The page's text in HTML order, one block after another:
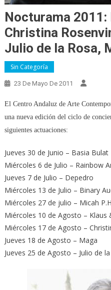
Nocturama 2011:
Christina
Julio de la Rosa,
Sin Categoría
23 De Mayo De 2011
El Centro Andaluz de Arte
una nueva edición del ciclo de
siguientes actuaciones:
Jueves 30 de Junio – Basia Bulat
Miércoles 6 de Julio – Rainbow
Jueves 7 de Julio – Depedro
Miércoles 13 de Julio – Binary
Miércoles 27 de julio – Micah
Miércoles 10 de Agosto – Klaus
Miércoles 17 de Agosto –
Jueves 18 de Agosto – Maga
Jueves 25 de Agosto – Julio de